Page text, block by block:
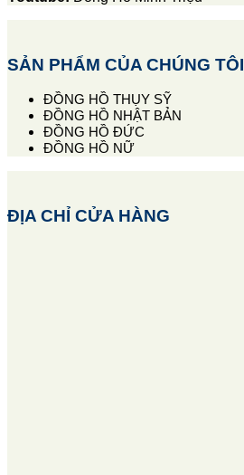
SẢN PHẨM CỦA CHÚNG TÔI
ĐỒNG HỒ THỤY SỸ
ĐỒNG HỒ NHẬT BẢN
ĐỒNG HỒ ĐỨC
ĐỒNG HỒ NỮ
ĐỊA CHỈ CỬA HÀNG